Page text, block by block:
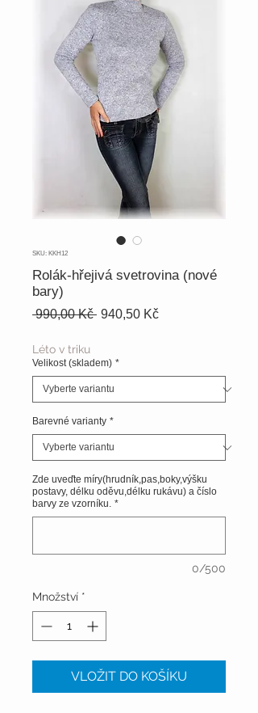
SKU: KKH12
Rolák-hřejivá svetrovina (nové
bary)
990,00 Kč Běžná
940,50 KčZvýhodněná
Léto v triku
Velikost (skladem) *
Barevné varianty *
Zde uveďte míry(hrudník,pas,boky,výšku
postavy, délku oděvu,délku rukávu) a číslo
barvy ze vzorníku. *
0/500
Množství *
VLOŽIT DO KOŠÍKU